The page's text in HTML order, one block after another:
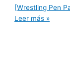
[Wrestling Pen
Leer más »